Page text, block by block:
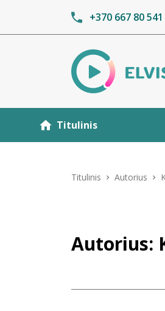
+370 667 80 541
Titulinis
Titulinis Autorius
Autorius: